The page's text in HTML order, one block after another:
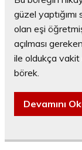
güzel yaptığımı
olan eşi
açılması
ile oldukça vakit
börek.
Devamını